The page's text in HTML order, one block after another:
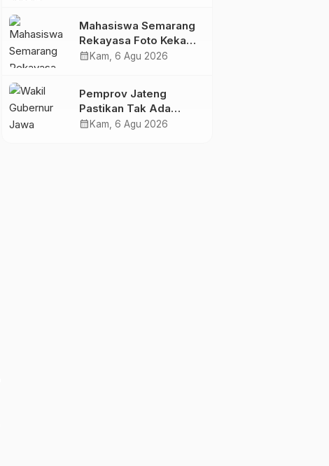
Mahasiswa Semarang
Rekayasa Foto Kekasih
Jadi Konten Cabul
calendar_month Kam, 6 Agu 2026
Pemprov Jateng
Pastikan Tak Ada
Kendala Pembayaran
calendar_month Kam, 6 Agu 2026